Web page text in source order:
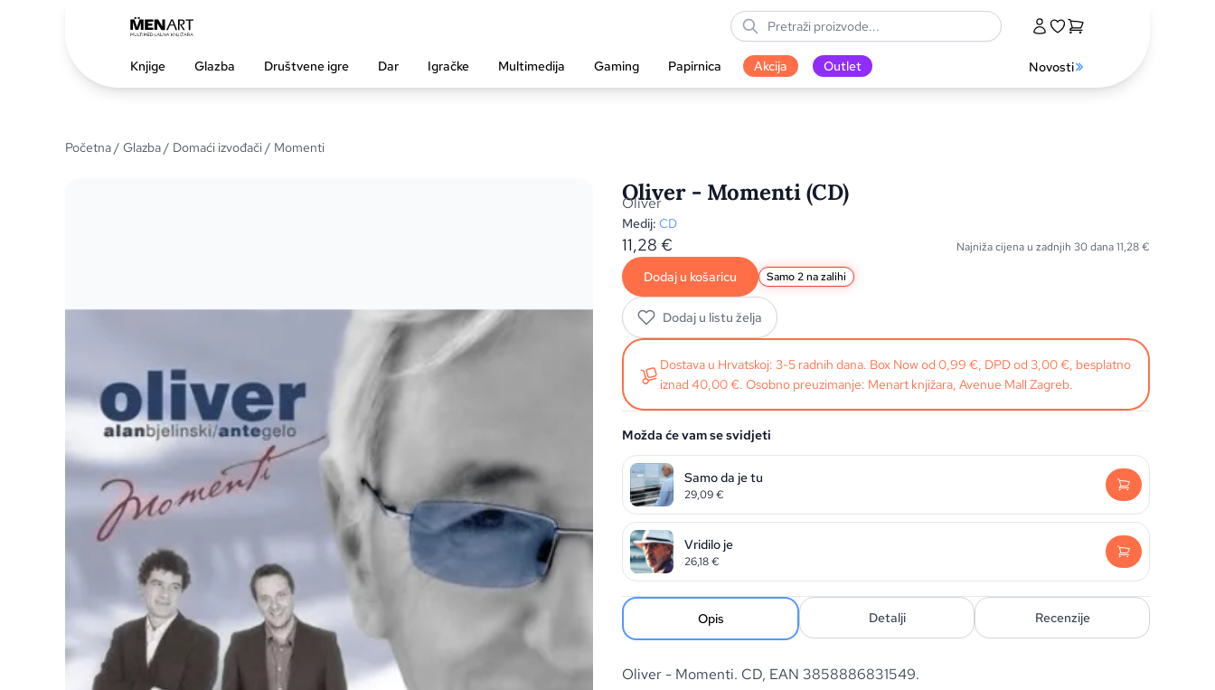
Knjige Glazba Društvene igre Dar Igračke Multimedija Gaming Papirnica Akcija Outlet Novosti
Početna/ Glazba/ Domaći izvođači/ Momenti
Oliver - Momenti (CD)
Oliver
Medij: CD
11,28 € Najniža cijena u zadnjih 30 dana11,28€
Dodaj u košaricu Samo 2 na zalihi
Dodaj u listu želja
Dostava u Hrvatskoj: 3-5 radnih dana. Box Now od 0,99 €, DPD od 3,00 €, besplatno
iznad 40,00 €. Osobno preuzimanje: Menart knjižara, Avenue Mall Zagreb.
Možda će vam se svidjeti
Samo da je tu
29,09€
Vridilo je
26,18€
Opis Detalji Recenzije
Oliver - Momenti. CD, EAN 3858886831549.